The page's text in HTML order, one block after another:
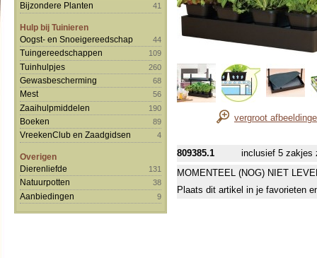
Bijzondere Planten 41
Hulp bij Tuinieren
Oogst- en Snoeigereedschap
44
Tuingereedschappen 109
Tuinhulpjes 260
Gewasbescherming 68
Mest 56
Zaaihulpmiddelen 190
Boeken 89
VreekenClub en Zaadgidsen 4
Overigen
Dierenliefde
131
Natuurpotten 38
Aanbiedingen 9
vergroot
809385.1
inclusief 5 zakjes
MOMENTEEL (NOG) NIET
Plaats dit artikel in je favorieten